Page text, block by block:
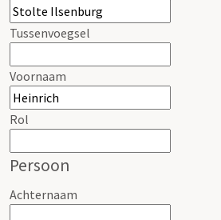
Tussenvoegsel
Voornaam
Rol
Persoon
Achternaam